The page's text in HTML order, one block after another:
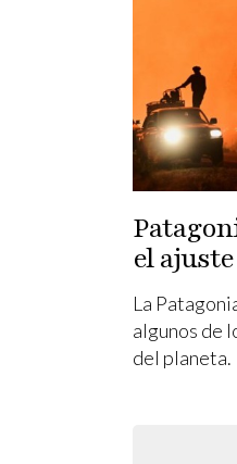
el
La
algunos de
del planeta.